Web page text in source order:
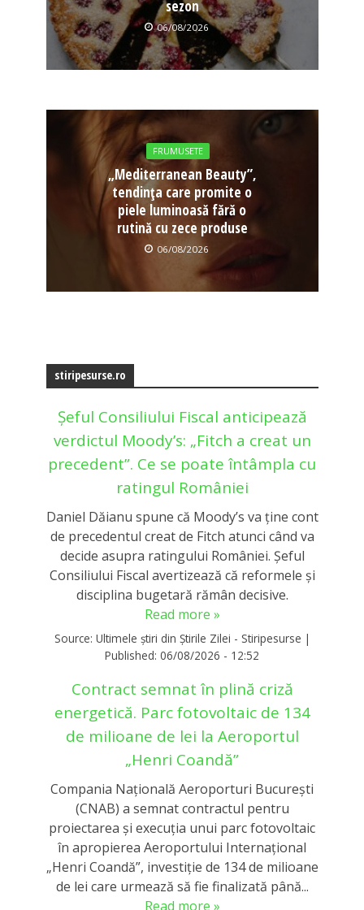
sezon
06/08/2026
FRUMUSETE
„Mediterranean Beauty”,
tendința care promite o
piele luminoasă fără o
rutină cu zece produse
06/08/2026
stiripesurse.ro
Șeful Consiliului Fiscal anticipează
verdictul Moody’s: „Fitch a creat un
precedent”. Ce se poate întâmpla cu
ratingul României
Daniel Dăianu spune că Moody’s va ține cont
de precedentul creat de Fitch atunci când va
decide asupra ratingului României. Șeful
Consiliului Fiscal avertizează că reformele și
disciplina bugetară rămân decisive.
Read more »
Source: Ultimele știri din Știrile Zilei - Stiripesurse |
Published: 06/08/2026 - 12:52
Contract semnat în plină criză
energetică. Parc fotovoltaic de 134
de milioane de lei la Aeroportul
„Henri Coandă”
Compania Națională Aeroporturi București
(CNAB) a semnat contractul pentru
proiectarea și execuția unui parc fotovoltaic
în apropierea Aeroportului Internațional
„Henri Coandă”, investiție de 134 de milioane
de lei care urmează să fie finalizată până...
Read more »